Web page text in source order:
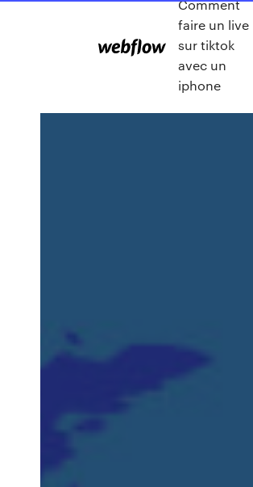
Comment
faire un live
sur tiktok
avec un
iphone